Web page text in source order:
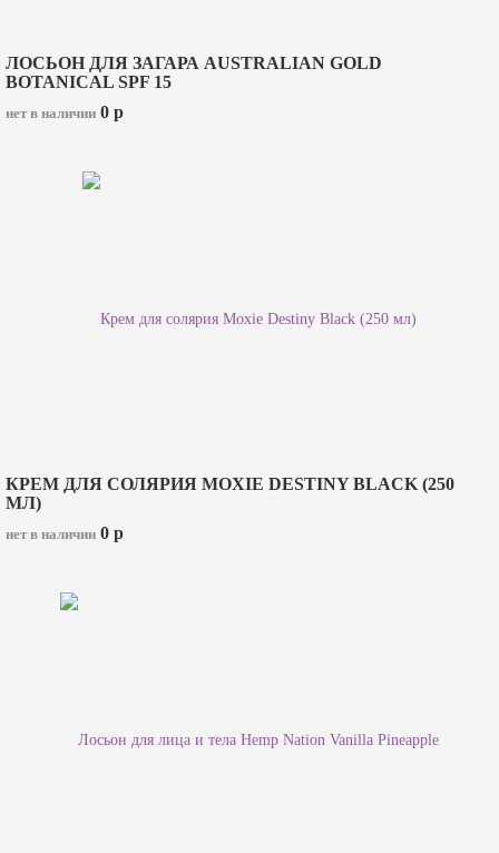
ЛОСЬОН ДЛЯ ЗАГАРА AUSTRALIAN GOLD
BOTANICAL SPF 15
нет в наличии 0 p
КРЕМ ДЛЯ СОЛЯРИЯ MOXIE DESTINY BLACK (250
МЛ)
нет в наличии 0 p